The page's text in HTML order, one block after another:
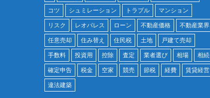
コツ
シュミレーション トラブル
マンション
リスク
レオパレス ローン 不動産価格
不動産業界
任意売却
住み替え 住民税 土地
戸建て売却
手数料
投資用 控除 査定 業者選び 相場
相続
確定申告
税金 空家 競売 節税 経費
賃貸経営
違法建築